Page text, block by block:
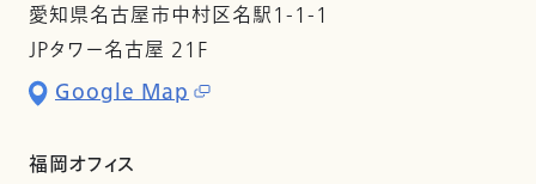
愛知県名古屋市中村区名駅1-1-1
JPタワー名古屋 21F
Google Map
福岡オフィス